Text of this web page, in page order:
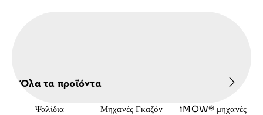
Όλα τα προϊόντα
Ψαλίδια
Μηχανές Γκαζόν iMOW® μηχανές